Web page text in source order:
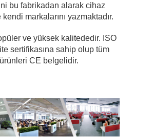
bu fabrikadan alarak cihaz
markalarını yazmaktadır.
ve yüksek kalitededir. ISO
sertifikasına sahip olup tüm
ürünleri CE belgelidir.